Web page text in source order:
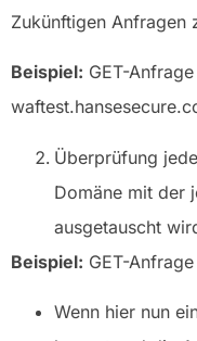
Zukünftigen Anfragen
Beispiel: GET-
Überprüfung
Domäne mit der
ausgetauscht
Beispiel: GET-
Wenn hier nun